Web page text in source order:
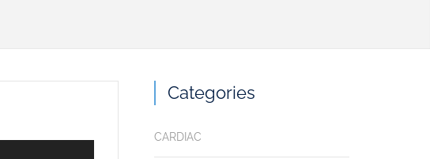
Categories
CARDIAC